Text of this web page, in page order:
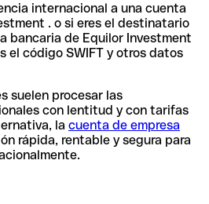
internacional a una cuenta
. o si eres el destinatario
bancaria de Equilor Investment
el código SWIFT y otros datos
suelen procesar las
con lentitud y con tarifas
la cuenta de empresa
rápida, rentable y segura para